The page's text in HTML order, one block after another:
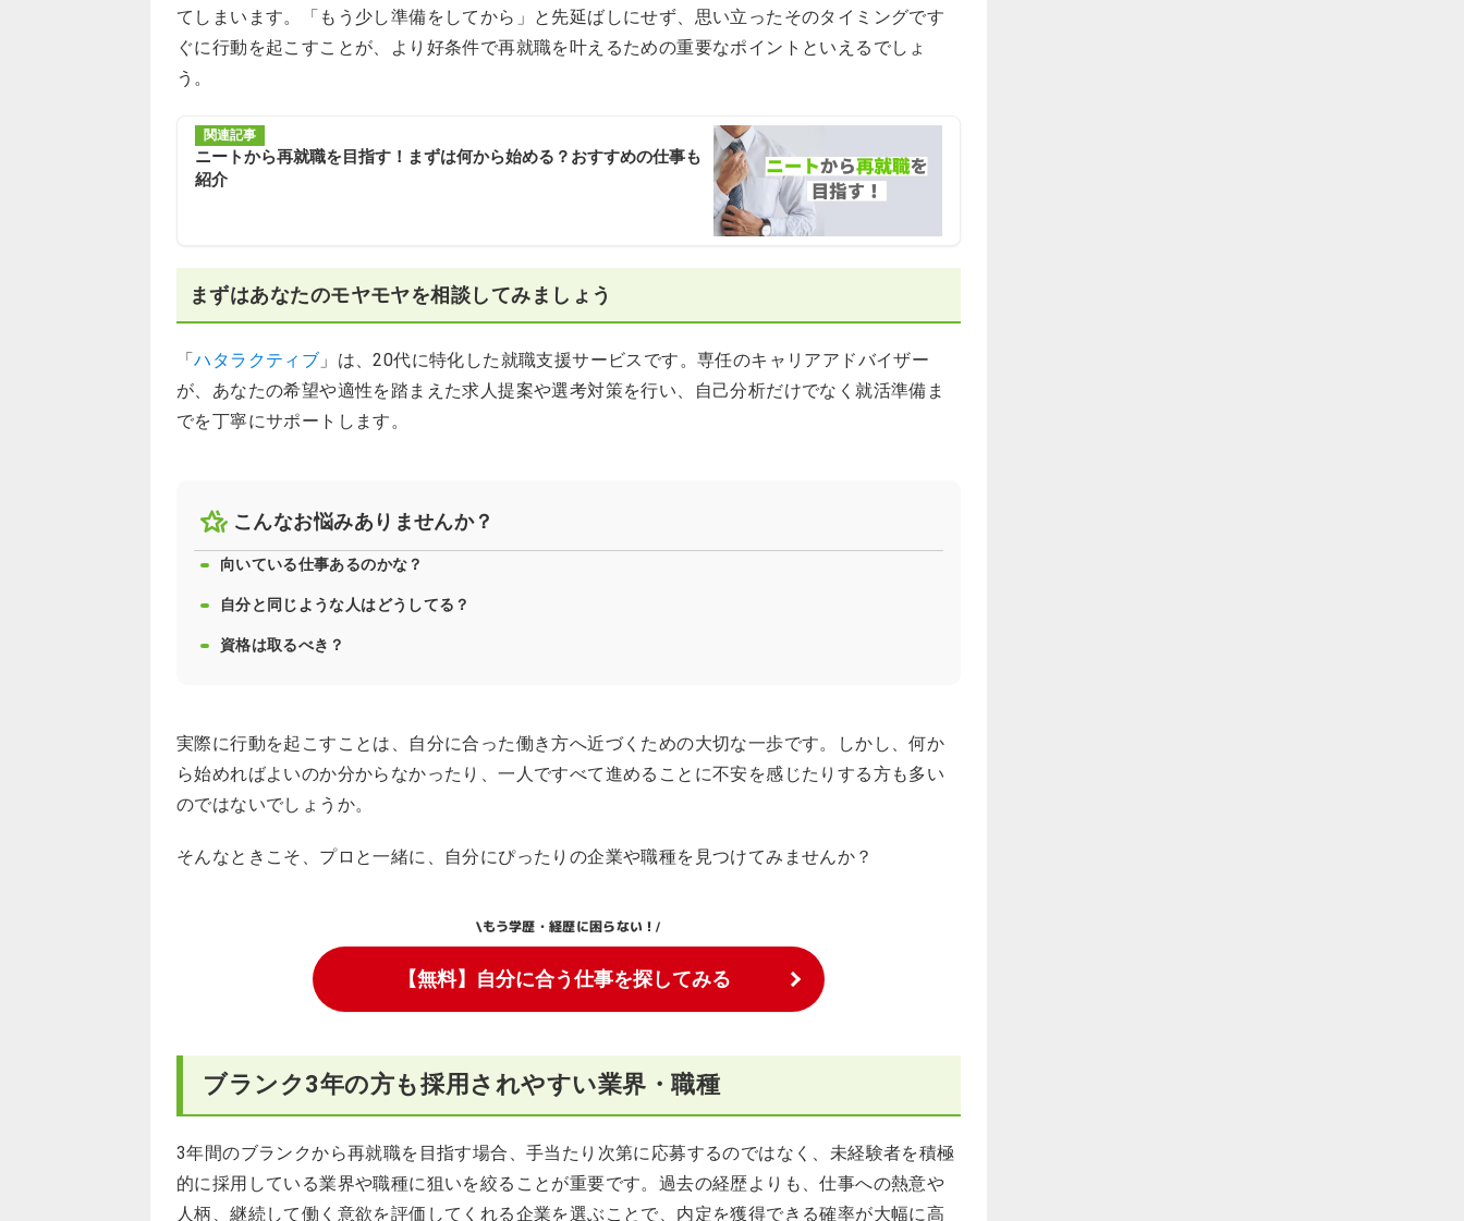
てしまいます。「もう少し準備をしてから」と先延ばしにせず、思い立ったそのタイミングです
ぐに行動を起こすことが、より好条件で再就職を叶えるための重要なポイントといえるでしょ
う。
関連記事
ニートから再就職を目指す！まずは何から始める？おすすめの仕事も
紹介
まずはあなたのモヤモヤを相談してみましょう
「ハタラクティブ 」は、20代に特化した就職支援サービスです。専任のキャリアアドバイザー
が、あなたの希望や適性を踏まえた求人提案や選考対策を行い、自己分析だけでなく就活準備ま
でを丁寧にサポートします。
こんなお悩みありませんか？
向いている仕事あるのかな？
自分と同じような人はどうしてる？
資格は取るべき？
実際に行動を起こすことは、自分に合った働き方へ近づくための大切な一歩です。しかし、何か
ら始めればよいのか分からなかったり、一人ですべて進めることに不安を感じたりする方も多い
のではないでしょうか。
そんなときこそ、プロと一緒に、自分にぴったりの企業や職種を見つけてみませんか？
\もう学歴・経歴に困らない！/
【無料】自分に合う仕事を探してみる
ブランク3年の方も採用されやすい業界・職種
3年間のブランクから再就職を目指す場合、手当たり次第に応募するのではなく、未経験者を積極
的に採用している業界や職種に狙いを絞ることが重要です。過去の経歴よりも、仕事への熱意や
人柄、継続して働く意欲を評価してくれる企業を選ぶことで、内定を獲得できる確率が大幅に高